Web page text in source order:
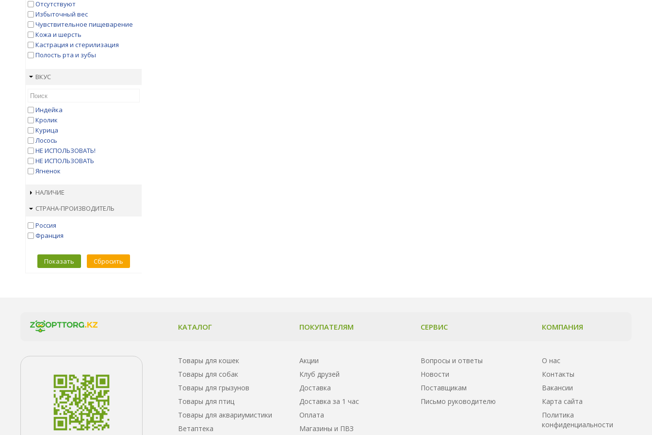
Landor
Lechat
Leonardo
Matisse
ME-O
Mr.Buffalo
Nature`s Protection
Nature's Table
NOW
Nutram
ONE & ONLY
Orijen
Perfect Fit
ProBalance
Pronature
Purina One
Reflex
Simba
Sirius
ZILLII
Зоогурман
Наша Марка
Фаворит
Отсутствуют
Избыточный вес
Чувствительное пищеварение
Кожа и шерсть
Кастрация и стерилизация
Полость рта и зубы
ВКУС
Индейка
Кролик
Курица
Лосось
НЕ ИСПОЛЬЗОВАТЬ!
НЕ ИСПОЛЬЗОВАТЬ
Ягненок
НАЛИЧИЕ
СТРАНА-ПРОИЗВОДИТЕЛЬ
Россия
Франция
Показать Сбросить
КАТАЛОГ
Товары для кошек
Товары для собак
Товары для грызунов
Товары для птиц
Товары для аквариумистики
Ветаптека
ПОКУПАТЕЛЯМ
Акции
Клуб друзей
Доставка
Доставка за 1 час
Оплата
Магазины и ПВЗ
СЕРВИС
Вопросы и ответы
Новости
Поставщикам
Письмо руководителю
КОМПАНИЯ
О нас
Контакты
Вакансии
Карта сайта
Политика
конфиденциальности